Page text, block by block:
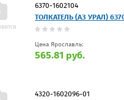
6370-1602104
ТОЛКАТЕЛЬ (АЗ УРАЛ)
Цена Ярославль:
565.81 руб.
4320-1602096-01